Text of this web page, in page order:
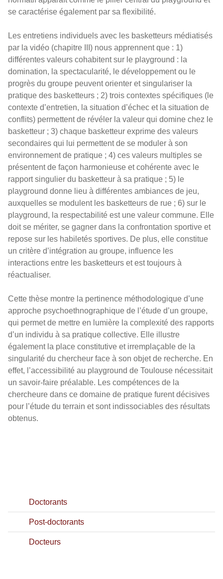
se caractérise également par sa flexibilité.
Les entretiens individuels avec les basketteurs médiatisés
par la vidéo (chapitre III) nous apprennent que : 1)
différentes valeurs cohabitent sur le playground : la
domination, la spectacularité, le développement ou le
progrès du groupe peuvent orienter et singulariser la
pratique des basketteurs ; 2) trois contextes spécifiques (le
contexte d’entretien, la situation d’échec et la situation de
conflits) permettent de révéler la valeur qui domine chez le
basketteur ; 3) chaque basketteur exprime des valeurs
secondaires qui lui permettent de se moduler à son
environnement de pratique ; 4) ces valeurs multiples se
présentent de façon harmonieuse et cohérente avec le
rapport singulier du basketteur à sa pratique ; 5) le
playground donne lieu à différentes ambiances de jeu,
auxquelles se modulent les basketteurs de rue ; 6) sur le
playground, la respectabilité est une valeur commune. Elle
doit se mériter, se gagner dans la confrontation sportive et
repose sur les habiletés sportives. De plus, elle constitue
un critère d’intégration au groupe, influence les
interactions entre les basketteurs et est toujours à
réactualiser.
Cette thèse montre la pertinence méthodologique d’une
approche psychoethnographique de l’étude d’un groupe,
qui permet de mettre en lumière la complexité des rapports
d’un individu à sa pratique collective. Elle illustre
également la place constitutive et irremplaçable de la
singularité du chercheur face à son objet de recherche. En
effet, l’accessibilité au playground de Toulouse nécessitait
un savoir-faire préalable. Les compétences de la
chercheure dans ce domaine de pratique furent décisives
pour l’étude du terrain et sont indissociables des résultats
obtenus.
Doctorants
Post-doctorants
Docteurs